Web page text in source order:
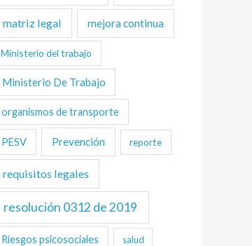
matriz legal mejora continua
Ministerio del trabajo
Ministerio De Trabajo
organismos de transporte
PESV Prevención reporte
requisitos legales
resolución 0312 de 2019
Riesgos psicosociales salud